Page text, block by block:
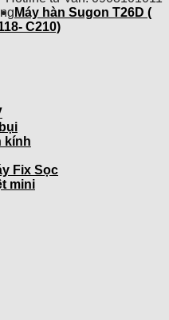
Máy hàn Sugon T26D (
C210)
kính
Fix Sọc
mini